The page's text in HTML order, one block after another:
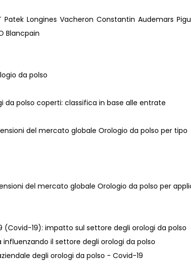
Patek Longines Vacheron Constantin Audemars
Blancpain
da polso
da polso coperti: classifica in base alle entrate
del mercato globale Orologio da polso per tipo
del mercato globale Orologio da polso per
(Covid-19): impatto sul settore degli orologi da polso
influenzando il settore degli orologi da polso
degli orologi da polso - Covid-19